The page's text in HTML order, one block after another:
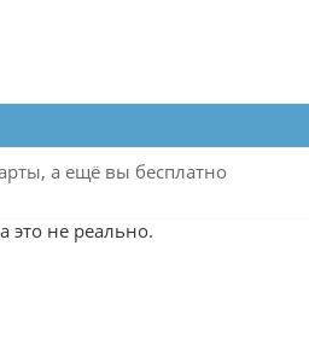
а ещё вы бесплатно
это не реально.